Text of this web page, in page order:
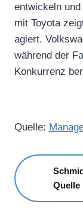
entwickeln
mit Toyota
agiert.
während der
Konkurrenz
Quelle:
Quelle